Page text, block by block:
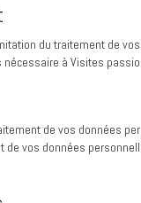
du traitement de
à Visites
de vos données
vos données